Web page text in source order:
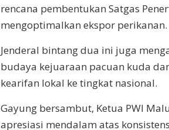
rencana pembentukan Satgas
mengoptimalkan ekspor perikanan.
Jenderal bintang dua ini juga
budaya kejuaraan pacuan kuda
kearifan lokal ke tingkat nasional.
Gayung bersambut, Ketua PWI
apresiasi mendalam atas